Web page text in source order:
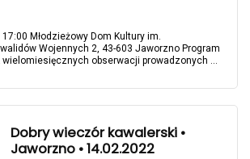
Młodzieżowy Dom Kultury im.
Wojennych 2, 43-603 Jaworzno Program
wielomiesięcznych obserwacji prowadzonych ...
Dobry wieczór kawalerski •
Jaworzno • 14.02.2022